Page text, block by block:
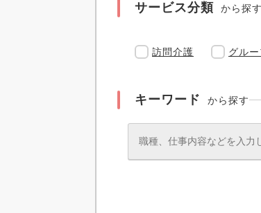
サービス分類 から探す
訪問介護 グル
キーワード から探す